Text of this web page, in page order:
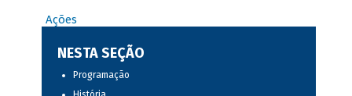
Ações
NESTA SEÇÃO
Programação